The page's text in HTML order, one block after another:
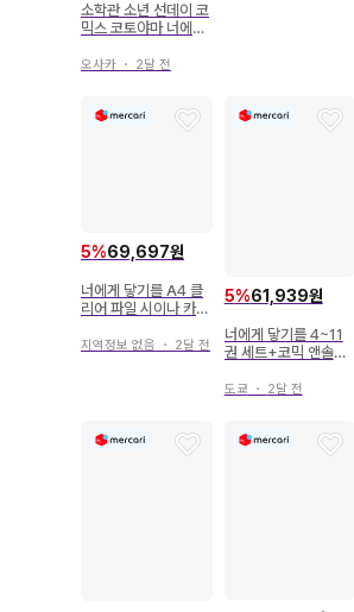
소학관 소년 선데이 코
믹스 코토야마 너에게
오사카 ・ 2달 전
5%69,697원
너에게 닿기를 A4 클
리어 파일 시이나 카루
기를전
지역정보 없음 ・ 2달 전
5%61,939원
너에게 닿기를 4~11
권 세트+코믹 앤솔로
도쿄 ・ 2달 전